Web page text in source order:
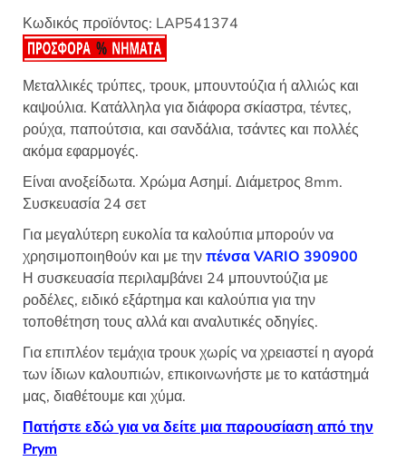
Κωδικός προϊόντος: LAP541374
Μεταλλικές τρύπες, τρουκ, μπουντούζια ή αλλιώς και
καψούλια. Κατάλληλα για διάφορα σκίαστρα, τέντες,
ρούχα, παπούτσια, και σανδάλια, τσάντες και πολλές
ακόμα εφαρμογές.
Είναι ανοξείδωτα. Χρώμα Ασημί. Διάμετρος 8mm.
Συσκευασία 24 σετ
Για μεγαλύτερη ευκολία τα καλούπια μπορούν να
χρησιμοποιηθούν και με τηνπένσα VARIO 390900
Η συσκευασία περιλαμβάνει 24 μπουντούζια με
ροδέλες, ειδικό εξάρτημα και καλούπια για την
τοποθέτηση τους αλλά και αναλυτικές οδηγίες.
Για επιπλέον τεμάχια τρουκ χωρίς να χρειαστεί η αγορά
των ίδιων καλουπιών, επικοινωνήστε με το κατάστημά
μας, διαθέτουμε και χύμα.
Πατήστε εδώ για να δείτε μια παρουσίαση από την
Prym